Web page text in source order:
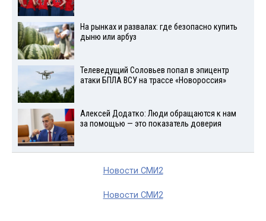
На рынках и развалах: где безопасно купить
дыню или арбуз
Телеведущий Соловьев попал в эпицентр
атаки БПЛА ВСУ на трассе «Новороссия»
Алексей Додатко: Люди обращаются к нам
за помощью — это показатель доверия
Новости СМИ2
Новости СМИ2